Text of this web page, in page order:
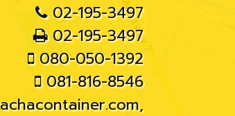
02-195-3497
02-195-3497
080-050-1392
081-816-8546
,